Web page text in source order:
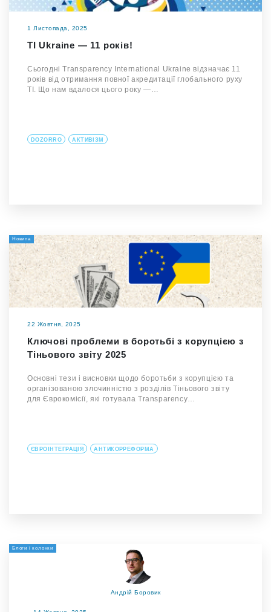
1 Листопада, 2025
TI Ukraine — 11 років!
Сьогодні Transparency International Ukraine відзначає 11
років від отримання повної акредитації глобального руху
TI. Що нам вдалося цього року —…
DOZORRO АКТИВІЗМ
Новина
22 Жовтня, 2025
Ключові проблеми в боротьбі з корупцією з
Тіньового звіту 2025
Основні тези і висновки щодо боротьби з корупцією та
організованою злочинністю з розділів Тіньового звіту
для Єврокомісії, які готувала Transparency…
ЄВРОІНТЕГРАЦІЯ АНТИКОРРЕФОРМА
Блоги і колонки
Андрій Боровик